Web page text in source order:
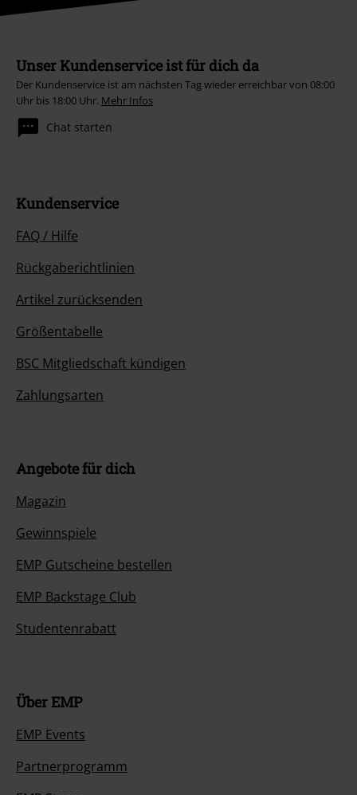
Unser Kundenservice ist für dich da
Der Kundenservice ist am nächsten Tag wieder erreichbar von 08:00
Uhr bis 18:00 Uhr. Mehr Infos
Chat starten
Kundenservice
FAQ / Hilfe
Rückgaberichtlinien
Artikel zurücksenden
Größentabelle
BSC Mitgliedschaft kündigen
Zahlungsarten
Angebote für dich
Magazin
Gewinnspiele
EMP Gutscheine bestellen
EMP Backstage Club
Studentenrabatt
Über EMP
EMP Events
Partnerprogramm